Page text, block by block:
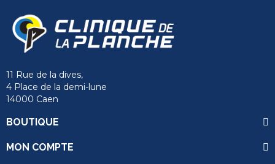
11 Rue de la dives,
4 Place de la demi-lune
14000 Caen
BOUTIQUE
MON COMPTE